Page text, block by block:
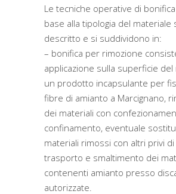
Le tecniche operative di
base alla tipologia del materiale
descritto e si suddividono in:
– bonifica per rimozione
applicazione sulla superficie del
un prodotto incapsulante per
fibre di amianto a Marcignano,
dei materiali con
confinamento, eventuale
materiali rimossi con altri privi
trasporto e smaltimento dei
contenenti amianto presso
autorizzate.